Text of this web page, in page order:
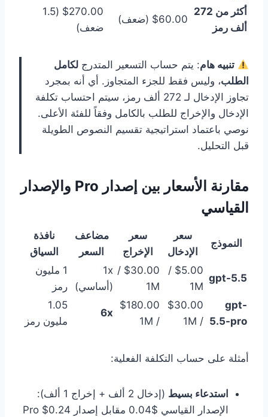
أكثر من 272
ألف رمز
$60.00 (ضعف)
$270.00 (1.5
ضعف)
تنبيه هام: يتم حساب التسعير المتدرجلكامل
الطلب، وليس فقط للجزء المتجاوز. أي أنه بمجرد
تجاوز الإدخال لـ 272 ألف رمز، سيتم احتساب تكلفة
الإدخال والإخراج للطلب بالكامل وفقاً للفئة الأعلى.
نوصي باعتماد استراتيجية تقسيم النصوص الطويلة
قبل التحليل.
مقارنة الأسعار بين إصدار Pro والإصدار
القياسي
النموذج
سعر
الإدخال
سعر
الإخراج
مضاعف
السعر
نافذة
السياق
gpt-5.5
$5.00 /
1M
$30.00 /
1M
1x
(أساسي)
1 مليون
رمز
gpt-
5.5-pro
$30.00
/ 1M
$180.00
/ 1M
6x
1.05
مليون رمز
أمثلة على حساب التكلفة الفعلية:
استدعاء بسيط
(إدخال 2 ألف + إخراج 1 ألف):
الإصدار القياسي $0.04 مقابل إصدار Pro $0.24